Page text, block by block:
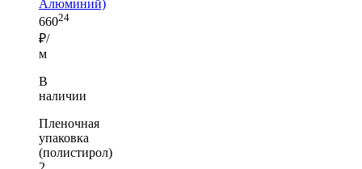
Алюминий)
66024
₽/
м
В
наличии
Пленочная
упаковка
(полистирол)